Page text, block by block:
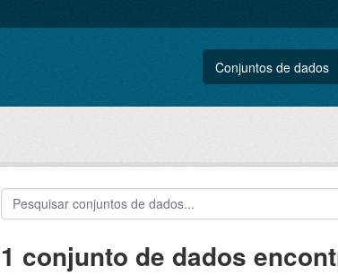
Conjuntos de dados
1 conjunto de dados